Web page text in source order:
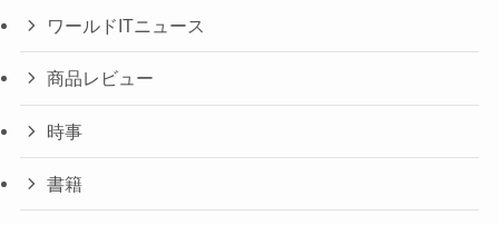
ワールドITニュース
商品レビュー
時事
書籍